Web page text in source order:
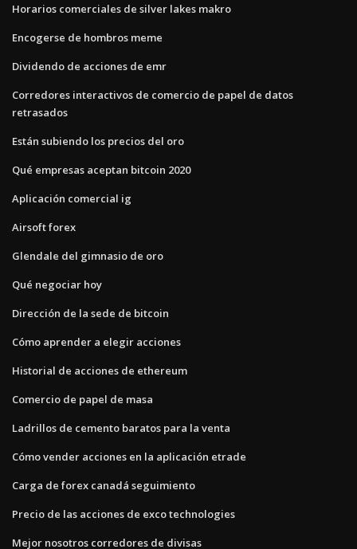
Horarios comerciales de silver lakes makro
Encogerse de hombros meme
Dividendo de acciones de emr
Corredores interactivos de comercio de papel de datos
retrasados
Están subiendo los precios del oro
Qué empresas aceptan bitcoin 2020
Aplicación comercial ig
Airsoft forex
Glendale del gimnasio de oro
Qué negociar hoy
Dirección de la sede de bitcoin
Cómo aprender a elegir acciones
Historial de acciones de ethereum
Comercio de papel de masa
Ladrillos de cemento baratos para la venta
Cómo vender acciones en la aplicación etrade
Carga de forex canadá seguimiento
Precio de las acciones de exco technologies
Mejor nosotros corredores de divisas